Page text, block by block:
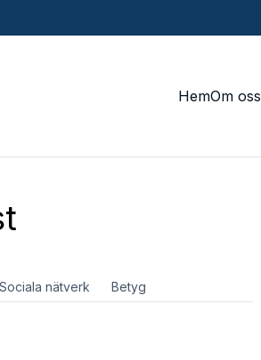
HemOm oss
Sociala nätverk Betyg